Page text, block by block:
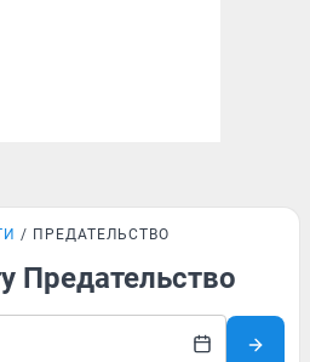
ПРЕДАТЕЛЬСТВО
Предательство